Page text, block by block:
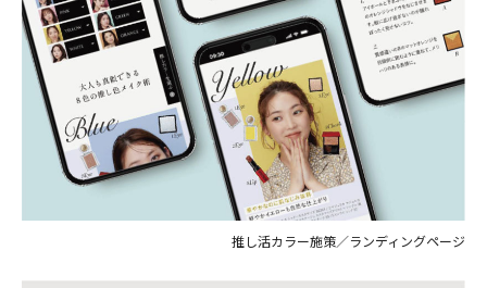
推し活カラー施策／ランディングページ